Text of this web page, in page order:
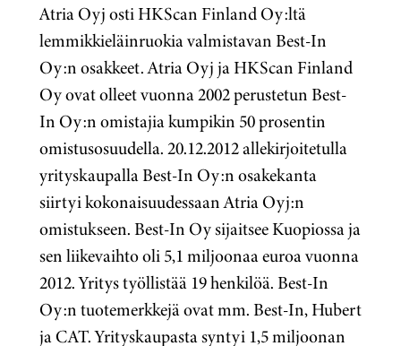
Atria Oyj osti HKScan Finland Oy:ltä
lemmikkieläinruokia valmistavan Best-In
Oy:n osakkeet. Atria Oyj ja HKScan Finland
Oy ovat olleet vuonna 2002 perustetun Best-
In Oy:n omistajia kumpikin 50 prosentin
omistusosuudella. 20.12.2012 allekirjoitetulla
yrityskaupalla Best-In Oy:n osakekanta
siirtyi kokonaisuudessaan Atria Oyj:n
omistukseen. Best-In Oy sijaitsee Kuopiossa ja
sen liikevaihto oli 5,1 miljoonaa euroa vuonna
2012. Yritys työllistää 19 henkilöä. Best-In
Oy:n tuotemerkkejä ovat mm. Best-In, Hubert
ja CAT. Yrityskaupasta syntyi 1,5 miljoonan